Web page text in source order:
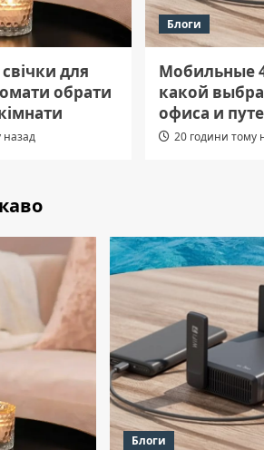
для
обрати
назад
Блоги
Мобильные
какой
офиса и
20 години тому
Блоги